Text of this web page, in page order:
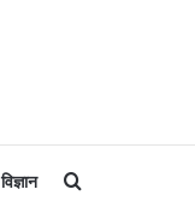
विज्ञान Search for